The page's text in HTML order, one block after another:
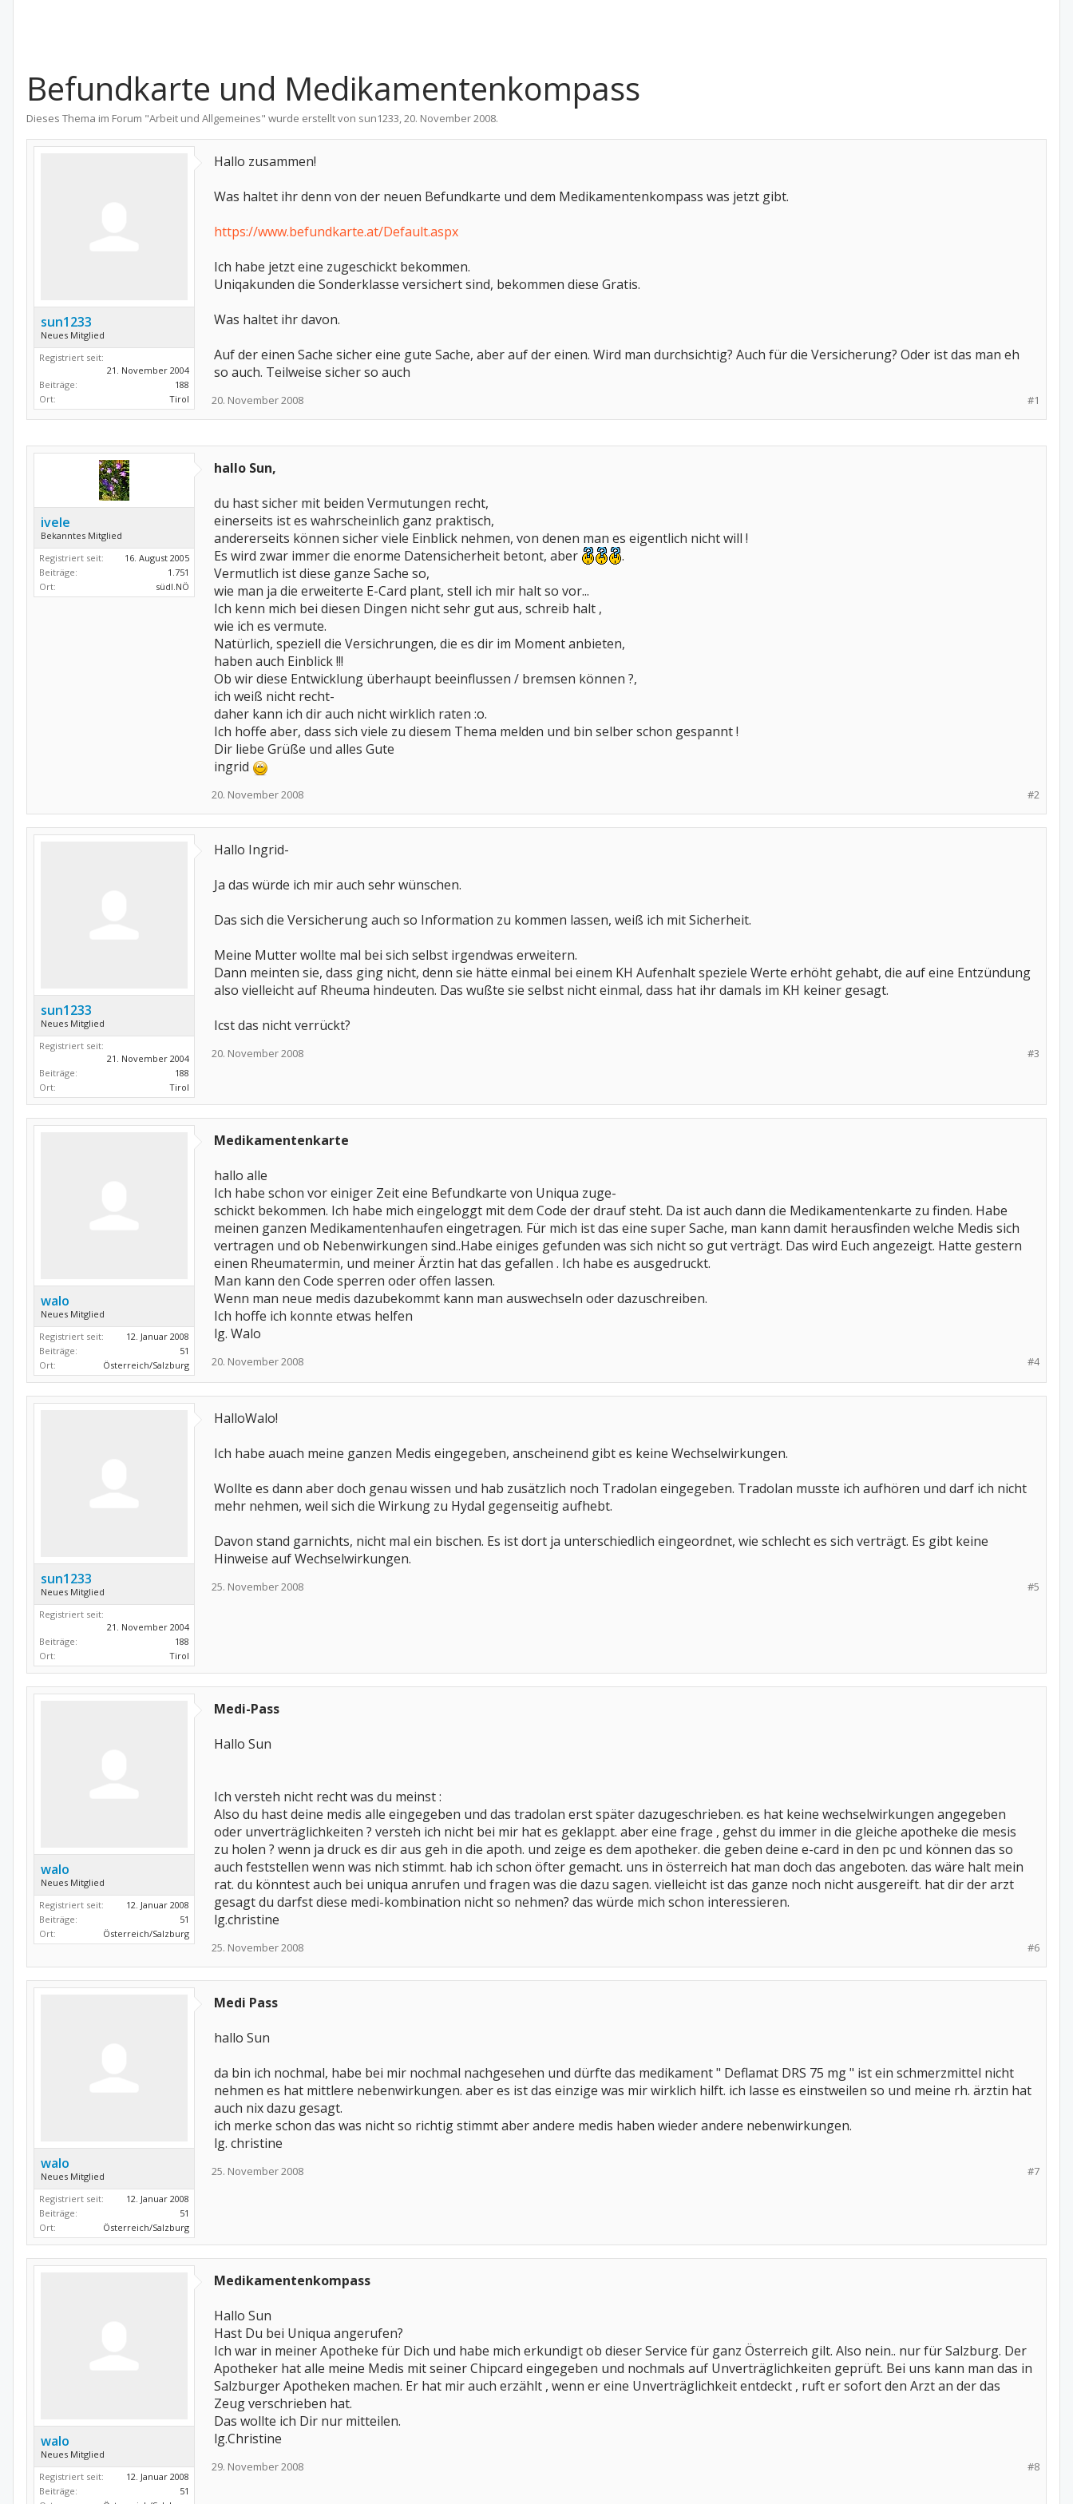
Befundkarte und Medikamentenkompass
Dieses Thema im Forum "Arbeit und Allgemeines" wurde erstellt von sun1233,20. November 2008.
sun1233
Neues Mitglied
Registriert seit:
21. November 2004
Beiträge:
188
Ort:
Tirol
Hallo zusammen!
Was haltet ihr denn von der neuen Befundkarte und dem Medikamentenkompass was jetzt gibt.
https://www.befundkarte.at/Default.aspx
Ich habe jetzt eine zugeschickt bekommen.
Uniqakunden die Sonderklasse versichert sind, bekommen diese Gratis.
Was haltet ihr davon.
Auf der einen Sache sicher eine gute Sache, aber auf der einen. Wird man durchsichtig? Auch für die Versicherung? Oder ist das man eh
so auch. Teilweise sicher so auch
#1
20. November 2008
ivele
Bekanntes Mitglied
Registriert seit:
16. August 2005
Beiträge:
1.751
Ort:
südl.NÖ
hallo Sun,
du hast sicher mit beiden Vermutungen recht,
einerseits ist es wahrscheinlich ganz praktisch,
andererseits können sicher viele Einblick nehmen, von denen man es eigentlich nicht will !
Es wird zwar immer die enorme Datensicherheit betont, aber
.
Vermutlich ist diese ganze Sache so,
wie man ja die erweiterte E-Card plant, stell ich mir halt so vor...
Ich kenn mich bei diesen Dingen nicht sehr gut aus, schreib halt ,
wie ich es vermute.
Natürlich, speziell die Versichrungen, die es dir im Moment anbieten,
haben auch Einblick !!!
Ob wir diese Entwicklung überhaupt beeinflussen / bremsen können ?,
ich weiß nicht recht-
daher kann ich dir auch nicht wirklich raten :o.
Ich hoffe aber, dass sich viele zu diesem Thema melden und bin selber schon gespannt !
Dir liebe Grüße und alles Gute
ingrid
#2
20. November 2008
sun1233
Neues Mitglied
Registriert seit:
21. November 2004
Beiträge:
188
Ort:
Tirol
Hallo Ingrid-
Ja das würde ich mir auch sehr wünschen.
Das sich die Versicherung auch so Information zu kommen lassen, weiß ich mit Sicherheit.
Meine Mutter wollte mal bei sich selbst irgendwas erweitern.
Dann meinten sie, dass ging nicht, denn sie hätte einmal bei einem KH Aufenhalt speziele Werte erhöht gehabt, die auf eine Entzündung
also vielleicht auf Rheuma hindeuten. Das wußte sie selbst nicht einmal, dass hat ihr damals im KH keiner gesagt.
Icst das nicht verrückt?
#3
20. November 2008
walo
Neues Mitglied
Registriert seit:
12. Januar 2008
Beiträge:
51
Ort:
Österreich/Salzburg
Medikamentenkarte
hallo alle
Ich habe schon vor einiger Zeit eine Befundkarte von Uniqua zuge-
schickt bekommen. Ich habe mich eingeloggt mit dem Code der drauf steht. Da ist auch dann die Medikamentenkarte zu finden. Habe
meinen ganzen Medikamentenhaufen eingetragen. Für mich ist das eine super Sache, man kann damit herausfinden welche Medis sich
vertragen und ob Nebenwirkungen sind..Habe einiges gefunden was sich nicht so gut verträgt. Das wird Euch angezeigt. Hatte gestern
einen Rheumatermin, und meiner Ärztin hat das gefallen . Ich habe es ausgedruckt.
Man kann den Code sperren oder offen lassen.
Wenn man neue medis dazubekommt kann man auswechseln oder dazuschreiben.
Ich hoffe ich konnte etwas helfen
lg. Walo
#4
20. November 2008
sun1233
Neues Mitglied
Registriert seit:
21. November 2004
Beiträge:
188
Ort:
Tirol
HalloWalo!
Ich habe auach meine ganzen Medis eingegeben, anscheinend gibt es keine Wechselwirkungen.
Wollte es dann aber doch genau wissen und hab zusätzlich noch Tradolan eingegeben. Tradolan musste ich aufhören und darf ich nicht
mehr nehmen, weil sich die Wirkung zu Hydal gegenseitig aufhebt.
Davon stand garnichts, nicht mal ein bischen. Es ist dort ja unterschiedlich eingeordnet, wie schlecht es sich verträgt. Es gibt keine
Hinweise auf Wechselwirkungen.
#5
25. November 2008
walo
Neues Mitglied
Registriert seit:
12. Januar 2008
Beiträge:
51
Ort:
Österreich/Salzburg
Medi-Pass
Hallo Sun
Ich versteh nicht recht was du meinst :
Also du hast deine medis alle eingegeben und das tradolan erst später dazugeschrieben. es hat keine wechselwirkungen angegeben
oder unverträglichkeiten ? versteh ich nicht bei mir hat es geklappt. aber eine frage , gehst du immer in die gleiche apotheke die mesis
zu holen ? wenn ja druck es dir aus geh in die apoth. und zeige es dem apotheker. die geben deine e-card in den pc und können das so
auch feststellen wenn was nich stimmt. hab ich schon öfter gemacht. uns in österreich hat man doch das angeboten. das wäre halt mein
rat. du könntest auch bei uniqua anrufen und fragen was die dazu sagen. vielleicht ist das ganze noch nicht ausgereift. hat dir der arzt
gesagt du darfst diese medi-kombination nicht so nehmen? das würde mich schon interessieren.
lg.christine
#6
25. November 2008
walo
Neues Mitglied
Registriert seit:
12. Januar 2008
Beiträge:
51
Ort:
Österreich/Salzburg
Medi Pass
hallo Sun
da bin ich nochmal, habe bei mir nochmal nachgesehen und dürfte das medikament " Deflamat DRS 75 mg " ist ein schmerzmittel nicht
nehmen es hat mittlere nebenwirkungen. aber es ist das einzige was mir wirklich hilft. ich lasse es einstweilen so und meine rh. ärztin hat
auch nix dazu gesagt.
ich merke schon das was nicht so richtig stimmt aber andere medis haben wieder andere nebenwirkungen.
lg. christine
#7
25. November 2008
walo
Neues Mitglied
Registriert seit:
12. Januar 2008
Beiträge:
51
Medikamentenkompass
Hallo Sun
Hast Du bei Uniqua angerufen?
Ich war in meiner Apotheke für Dich und habe mich erkundigt ob dieser Service für ganz Österreich gilt. Also nein.. nur für Salzburg. Der
Apotheker hat alle meine Medis mit seiner Chipcard eingegeben und nochmals auf Unverträglichkeiten geprüft. Bei uns kann man das in
Salzburger Apotheken machen. Er hat mir auch erzählt , wenn er eine Unverträglichkeit entdeckt , ruft er sofort den Arzt an der das
Zeug verschrieben hat.
Das wollte ich Dir nur mitteilen.
lg.Christine
#8
29. November 2008